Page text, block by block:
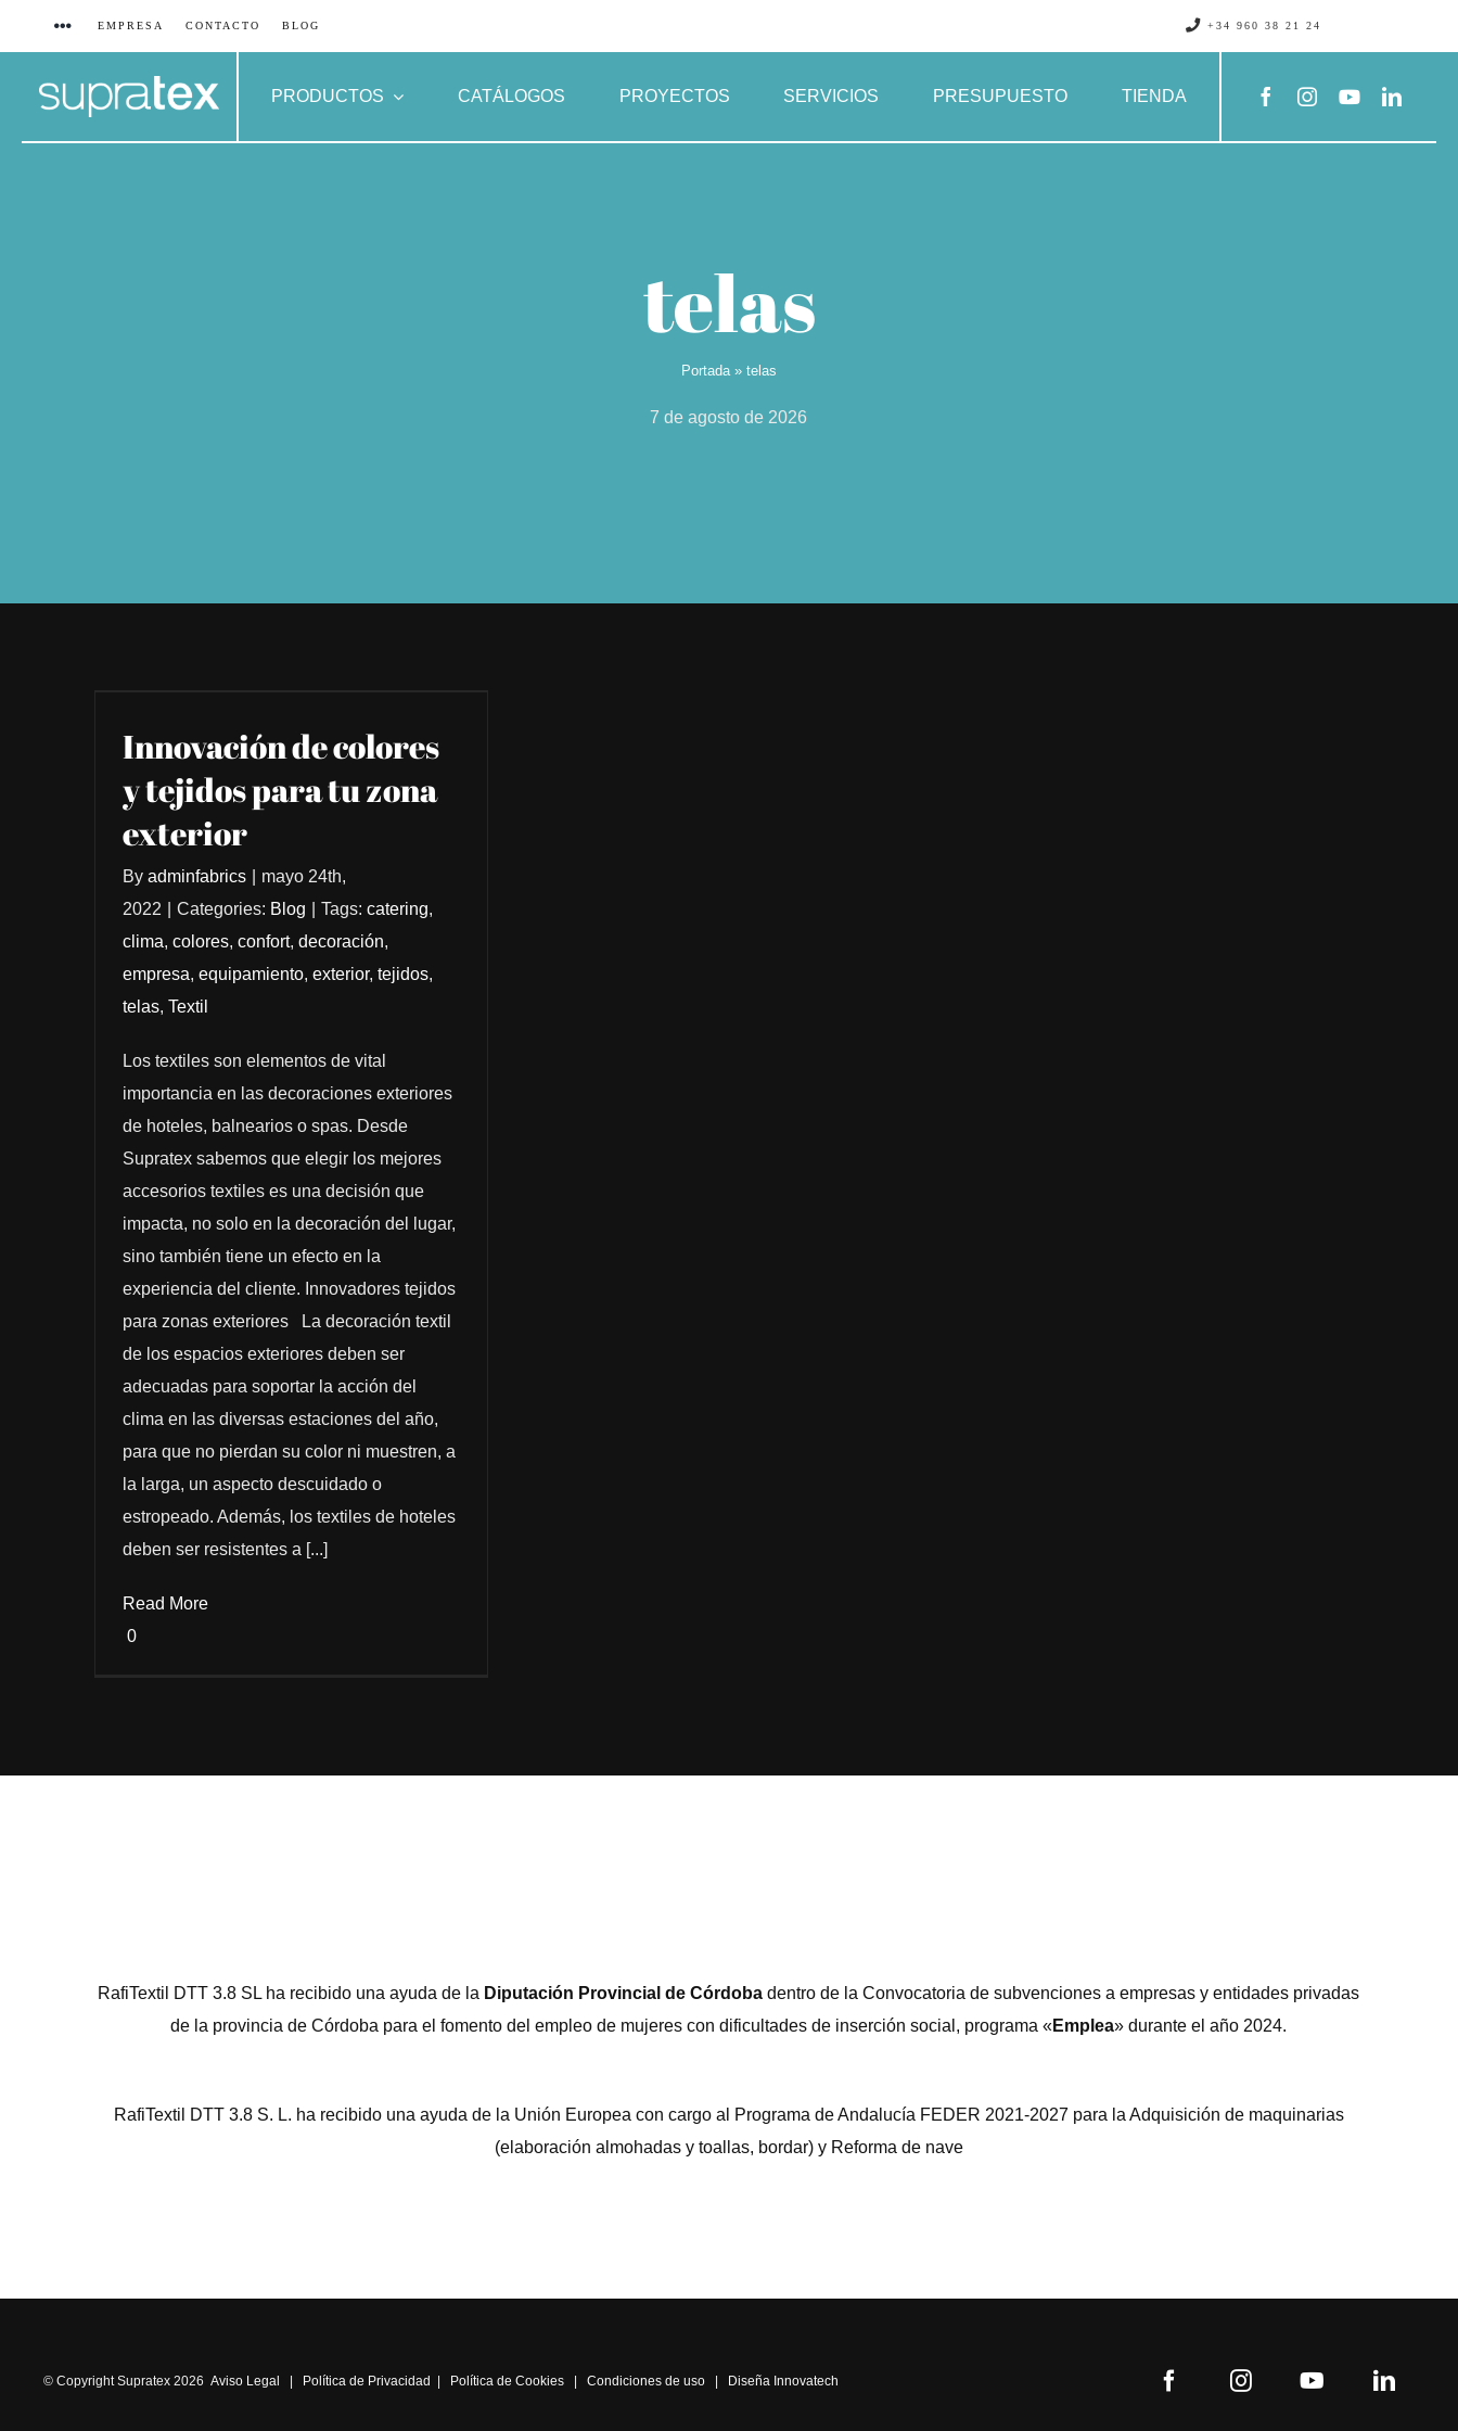
contenido
EMPRESA CONTACTO BLOG +34 960 38 21 24
PRODUCTOS CATÁLOGOS PROYECTOS SERVICIOS PRESUPUESTO TIENDA
telas
Portada» telas
7 de agosto de 2026
Innovación de colores
y tejidos para tu zona
exterior
By adminfabrics
mayo 24th,
2022
Categories: Blog Tags: catering,
clima, colores, confort, decoración,
empresa, equipamiento, exterior, tejidos,
telas, Textil
Los textiles son elementos de vital
importancia en las decoraciones exteriores
de hoteles, balnearios o spas. Desde
Supratex sabemos que elegir los mejores
accesorios textiles es una decisión que
impacta, no solo en la decoración del lugar,
sino también tiene un efecto en la
experiencia del cliente. Innovadores tejidos
para zonas exteriores La decoración textil
de los espacios exteriores deben ser
adecuadas para soportar la acción del
clima en las diversas estaciones del año,
para que no pierdan su color ni muestren, a
la larga, un aspecto descuidado o
estropeado. Además, los textiles de hoteles
deben ser resistentes a [...]
Read More
0
RafiTextil DTT 3.8 SL ha recibido una ayuda de la Diputación Provincial de Córdoba dentro de la Convocatoria de subvenciones a empresas y entidades privadas
de la provincia de Córdoba para el fomento del empleo de mujeres con dificultades de inserción social, programa «Emplea» durante el año 2024.
RafiTextil DTT 3.8 S. L. ha recibido una ayuda de la Unión Europea con cargo al Programa de Andalucía FEDER 2021-2027 para la Adquisición de maquinarias
(elaboración almohadas y toallas, bordar) y Reforma de nave
© Copyright Supratex 2026Aviso Legal | Política de Privacidad | Política de Cookies |Condiciones de uso | Diseña Innovatech